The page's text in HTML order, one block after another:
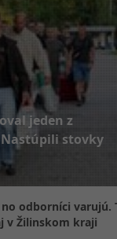
jeden z
stovky
no odborníci varujú.
v Žilinskom kraji